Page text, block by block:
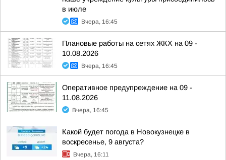
в июле
Вчера, 16:45
Плановые работы на сетях ЖКХ на 09 -
10.08.2026
Вчера, 16:45
Оперативное предупреждение на 09 -
11.08.2026
Вчера, 16:45
Какой будет погода в Новокузнецке в
воскресенье, 9 августа?
Вчера, 16:11